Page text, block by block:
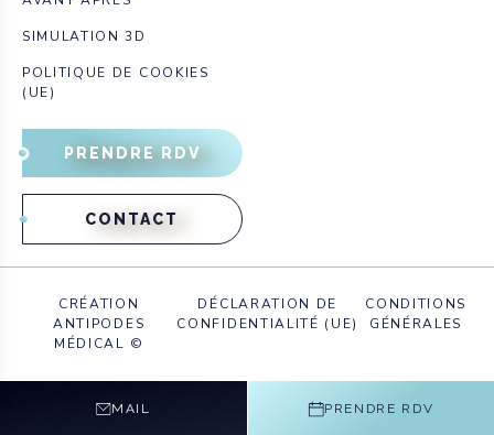
MAIL PRENDRE RDV
SIMULATION 3D
POLITIQUE DE COOKIES
(UE)
PRENDRE RDV
CONTACT
CRÉATION
ANTIPODES
MÉDICAL ©
DÉCLARATION DE
CONFIDENTIALITÉ (UE)
CONDITIONS
GÉNÉRALES